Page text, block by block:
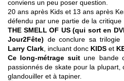
conviens un peu poser question.
20 ans après Kids et 13 ans après
défendu par une partie de la
THE SMELL OF US (qui sort en
Jour2Fête) de conclure sa
Larry Clark , incluant donc KIDS et
Ce long-métrage suit une bande
passionnés de skate pour la plupart,
glandouiller et à tapiner.